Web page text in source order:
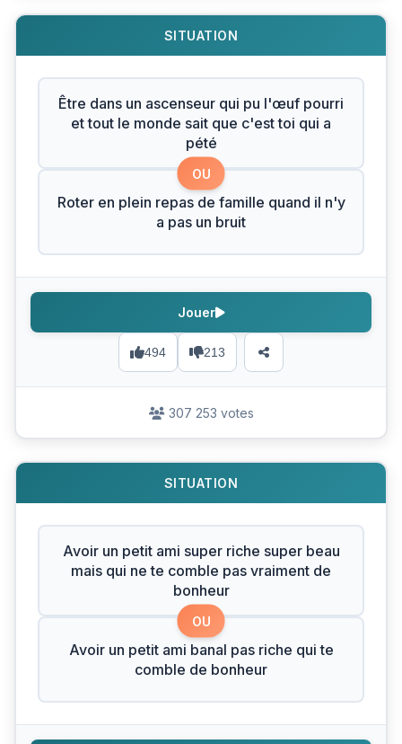
SITUATION
Être dans un ascenseur qui pu l'œuf pourri
et tout le monde sait que c'est toi qui a
pété
OU
Roter en plein repas de famille quand il n'y
a pas un bruit
494 213
Jouer
307 253 votes
SITUATION
Avoir un petit ami super riche super beau
mais qui ne te comble pas vraiment de
bonheur
OU
Avoir un petit ami banal pas riche qui te
comble de bonheur